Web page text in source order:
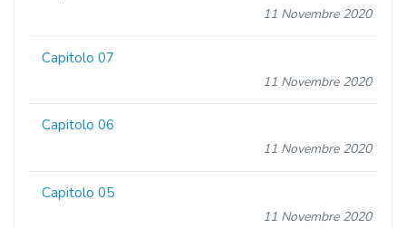
11 Novembre 2020
Capitolo 07
11 Novembre 2020
Capitolo 06
11 Novembre 2020
Capitolo 05
11 Novembre 2020